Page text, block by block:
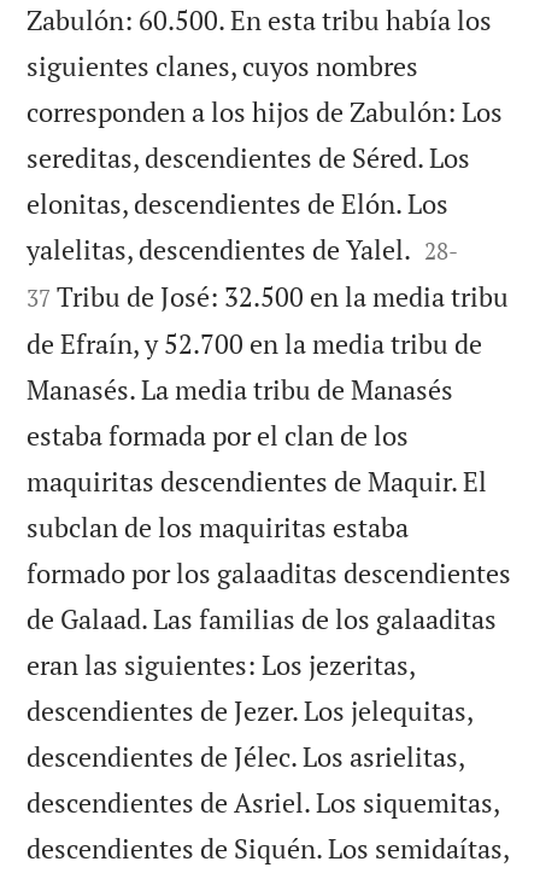
Zabulón: 60.500. En esta tribu había los
siguientes clanes, cuyos nombres
corresponden a los hijos de Zabulón: Los
sereditas, descendientes de Séred. Los
elonitas, descendientes de Elón. Los
yalelitas, descendientes de Yalel. 

28-
37 Tribu de José: 32.500 en la media tribu
de Efraín, y 52.700 en la media tribu de
Manasés. La media tribu de Manasés
estaba formada por el clan de los
maquiritas descendientes de Maquir. El
subclan de los maquiritas estaba
formado por los galaaditas descendientes
de Galaad. Las familias de los galaaditas
eran las siguientes: Los jezeritas,
descendientes de Jezer. Los jelequitas,
descendientes de Jélec. Los asrielitas,
descendientes de Asriel. Los siquemitas,
descendientes de Siquén. Los semidaítas,